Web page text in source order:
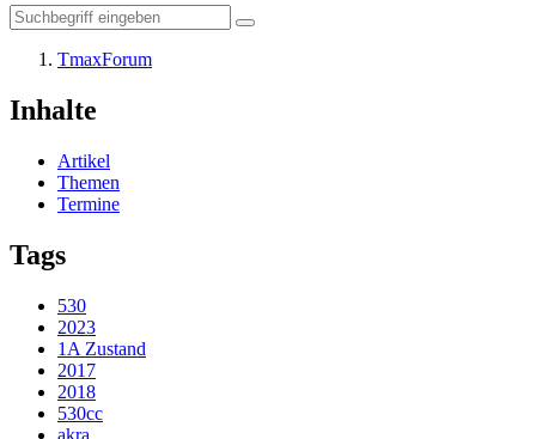
TmaxForum
Inhalte
Artikel
Themen
Termine
Tags
530
2023
1A Zustand
2017
2018
530cc
akra